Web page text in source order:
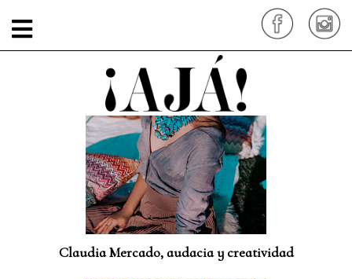
Claudia Mercado, audacia y creatividad